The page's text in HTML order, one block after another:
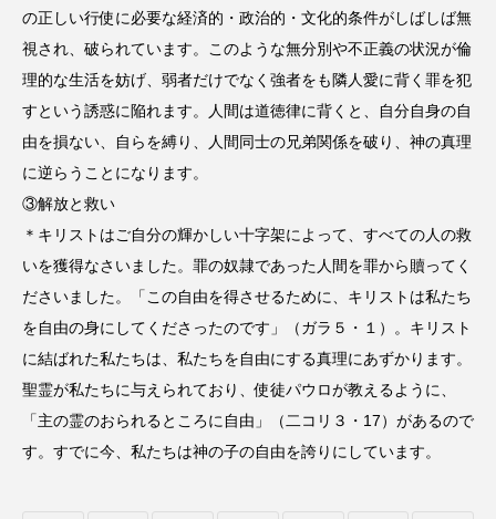
の正しい行使に必要な経済的・政治的・文化的条件がしばしば無
視され、破られています。このような無分別や不正義の状況が倫
理的な生活を妨げ、弱者だけでなく強者をも隣人愛に背く罪を犯
すという誘惑に陥れます。人間は道徳律に背くと、自分自身の自
由を損ない、自らを縛り、人間同士の兄弟関係を破り、神の真理
に逆らうことになります。
③解放と救い
＊キリストはご自分の輝かしい十字架によって、すべての人の救
いを獲得なさいました。罪の奴隷であった人間を罪から贖ってく
ださいました。「この自由を得させるために、キリストは私たち
を自由の身にしてくださったのです」（ガラ５・１）。キリスト
に結ばれた私たちは、私たちを自由にする真理にあずかります。
聖霊が私たちに与えられており、使徒パウロが教えるように、
「主の霊のおられるところに自由」（二コリ３・17）があるので
す。すでに今、私たちは神の子の自由を誇りにしています。